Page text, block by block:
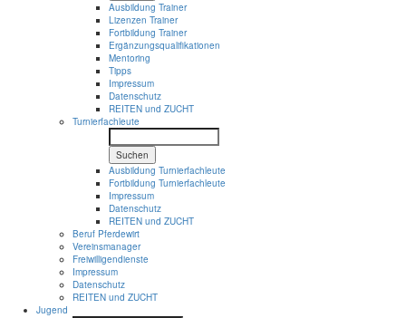
Ausbildung Trainer
Lizenzen Trainer
Fortbildung Trainer
Ergänzungsqualifikationen
Mentoring
Tipps
Impressum
Datenschutz
REITEN und ZUCHT
Turnierfachleute
Suchen
Ausbildung Turnierfachleute
Fortbildung Turnierfachleute
Impressum
Datenschutz
REITEN und ZUCHT
Beruf Pferdewirt
Vereinsmanager
Freiwilligendienste
Impressum
Datenschutz
REITEN und ZUCHT
Jugend